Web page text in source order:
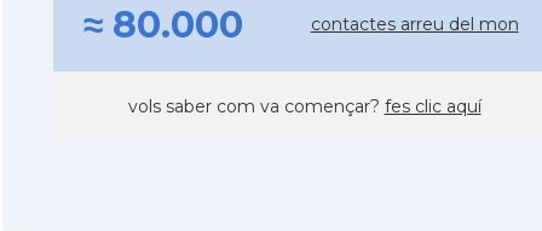
≈ 80.000 contactes arreu del mon
vols saber com va començar? fes clic aquí